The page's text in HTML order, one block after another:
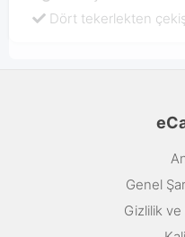
Dört tekerlekten
Genel
Gizlilik ve